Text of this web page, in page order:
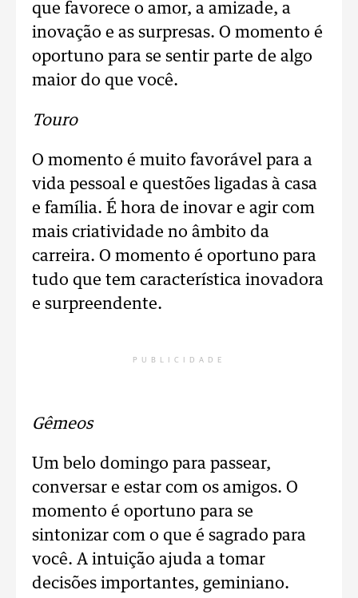
que favorece o amor, a amizade, a
inovação e as surpresas. O momento é
oportuno para se sentir parte de algo
maior do que você.
Touro
O momento é muito favorável para a
vida pessoal e questões ligadas à casa
e família. É hora de inovar e agir com
mais criatividade no âmbito da
carreira. O momento é oportuno para
tudo que tem característica inovadora
e surpreendente.
PUBLICIDADE
Gêmeos
Um belo domingo para passear,
conversar e estar com os amigos. O
momento é oportuno para se
sintonizar com o que é sagrado para
você. A intuição ajuda a tomar
decisões importantes, geminiano.